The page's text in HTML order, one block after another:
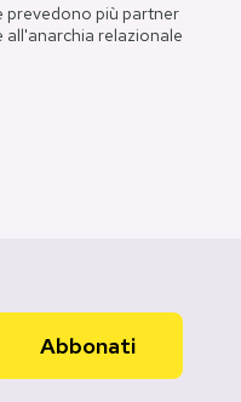
prevedono più partner
all'anarchia relazionale
Abbonati